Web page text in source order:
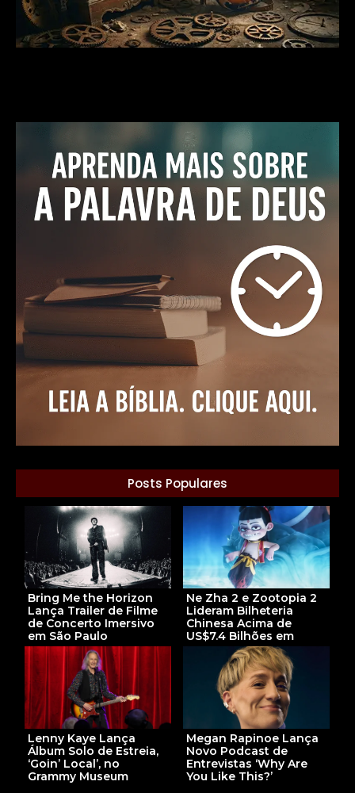
Posts Populares
Bring Me the Horizon
Lança Trailer de Filme
de Concerto Imersivo
em São Paulo
Ne Zha 2 e Zootopia 2
Lideram Bilheteria
Chinesa Acima de
US$7.4 Bilhões em
Lenny Kaye Lança
Álbum Solo de Estreia,
‘Goin’ Local’, no
Grammy Museum
Megan Rapinoe Lança
Novo Podcast de
Entrevistas ‘Why Are
You Like This?’